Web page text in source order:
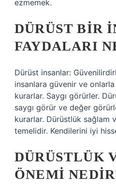
ezmemek.
DÜRÜST BIR
FAYDALARI
Dürüst insanlar:
insanlara güvenir ve
kurarlar. Saygı görürler.
saygı görür ve değer
kurarlar. Dürüstlük sağlam
temelidir. Kendilerini iyi
DÜRÜSTLÜK
ÖNEMI